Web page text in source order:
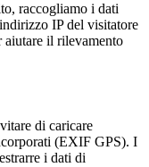
raccogliamo i dati
IP del visitatore
aiutare il rilevamento
di caricare
(EXIF GPS). I
i dati di